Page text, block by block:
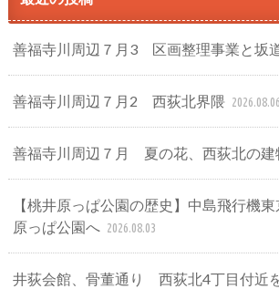
善福寺川周辺７月3 区画整理事業と坂
善福寺川周辺７月2 西荻北界隈 2026.08.06
善福寺川周辺７月 夏の花、西荻北の建
【桃井原っぱ公園の歴史】中島飛行機
原っぱ公園へ 2026.08.03
井荻会館、骨董通り 西荻北4丁目付近